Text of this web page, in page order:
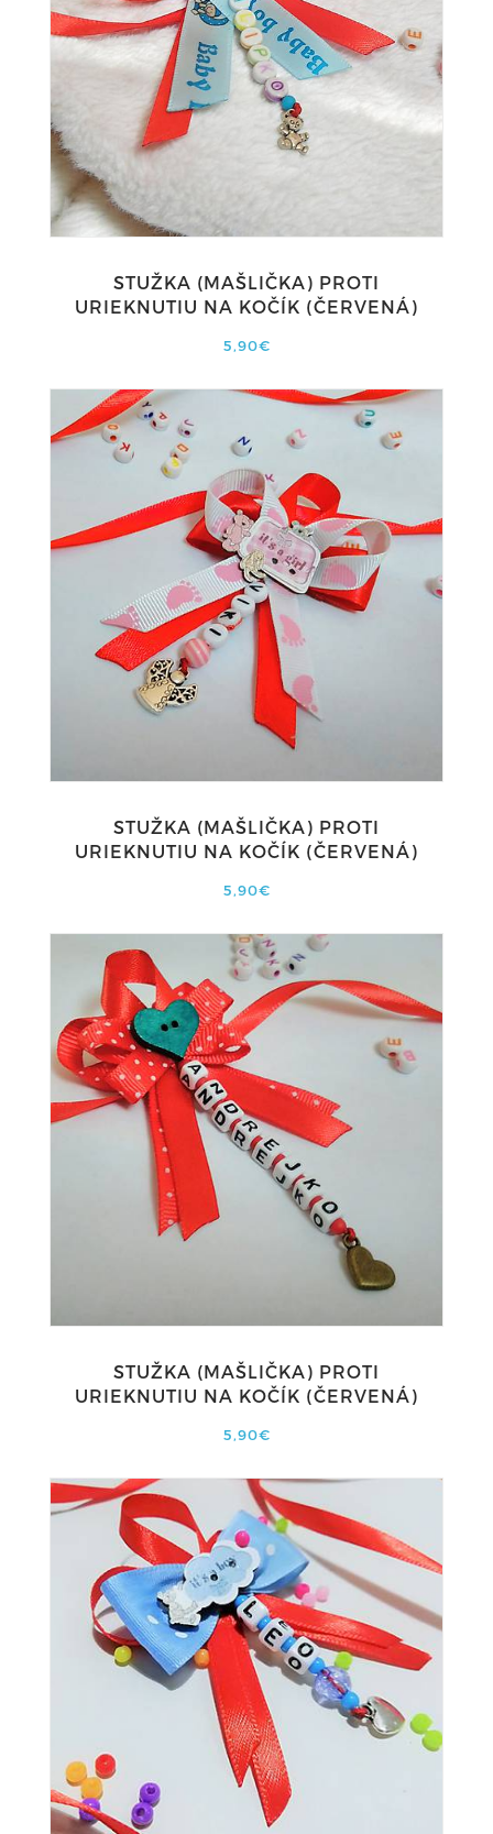
STUŽKA (MAŠLIČKA) PROTI
URIEKNUTIU NA KOČÍK (ČERVENÁ)
5,90€
STUŽKA (MAŠLIČKA) PROTI
URIEKNUTIU NA KOČÍK (ČERVENÁ)
5,90€
STUŽKA (MAŠLIČKA) PROTI
URIEKNUTIU NA KOČÍK (ČERVENÁ)
5,90€